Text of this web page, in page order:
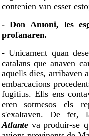
contenien van esser
- Don Antoni, les
profanaren.
- Unicament quan
catalans que anaven
aquells dies, arribaven
embarcacions
fugitius. Ells ens
eren sotmesos els
s'exaltaven. De fet,
Atlanteva produir-se